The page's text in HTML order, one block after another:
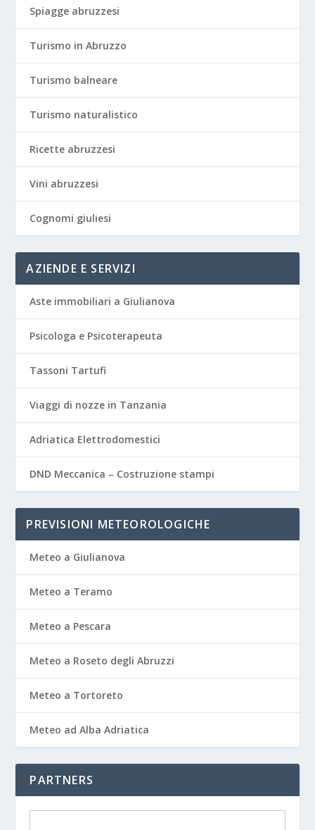
Spiagge abruzzesi
Turismo in Abruzzo
Turismo balneare
Turismo naturalistico
Ricette abruzzesi
Vini abruzzesi
Cognomi giuliesi
AZIENDE E SERVIZI
Aste immobiliari a Giulianova
Psicologa e Psicoterapeuta
Tassoni Tartufi
Viaggi di nozze in Tanzania
Adriatica Elettrodomestici
DND Meccanica – Costruzione stampi
PREVISIONI METEOROLOGICHE
Meteo a Giulianova
Meteo a Teramo
Meteo a Pescara
Meteo a Roseto degli Abruzzi
Meteo a Tortoreto
Meteo ad Alba Adriatica
PARTNERS